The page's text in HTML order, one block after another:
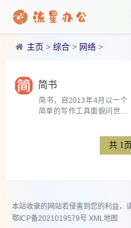
主页 > 综合 > 网络 >
简书
简书，自2013年4月以一个
简单的写作工具面貌问世，
区。它曾被誉为创作者的乌
托邦，以其Markdown编辑
共 1 页
本站收录的网站若侵害到您的利益，
鄂ICP备2021019579号 XML地图